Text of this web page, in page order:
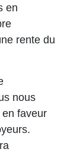
en
rente du
nous
en faveur